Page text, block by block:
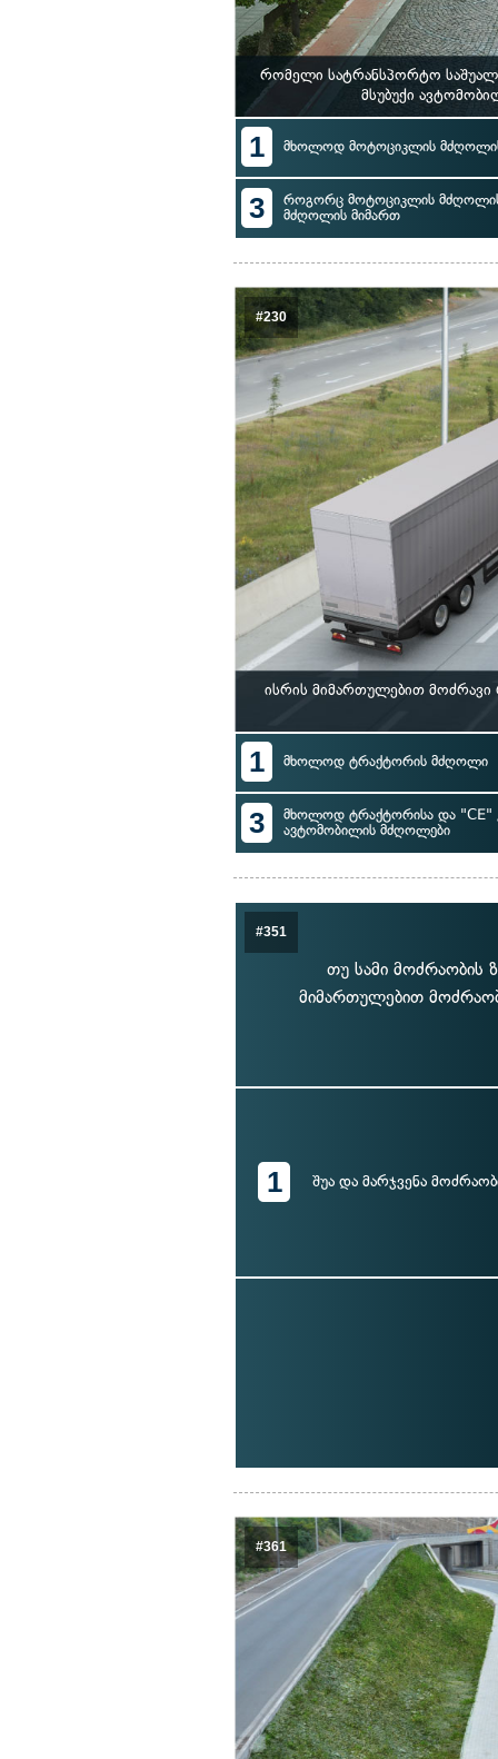
რომელი სატრანსპორტო
მსუბუქი
1 მხოლოდ მოტოციკლის
3
როგორც მოტოციკლის მძღოლის,
მძღოლის მიმართ
#230
ისრის მიმართულებით
1 მხოლოდ ტრაქტორის მძღოლი
3
მხოლოდ ტრაქტორისა და "CE"
ავტომობილის მძღოლები
#351
თუ სამი მოძრაობის
მიმართულებით
1 შუა და მარჯვენა
#361